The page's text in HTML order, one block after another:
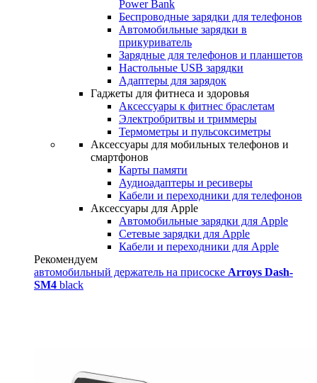
Power Bank
Беспроводные зарядки для телефонов
Автомобильные зарядки в
прикуриватель
Зарядные для телефонов и планшетов
Настольные USB зарядки
Адаптеры для зарядок
Гаджеты для фитнеса и здоровья
Аксессуары к фитнес браслетам
Электробритвы и триммеры
Термометры и пульсоксиметры
Аксессуары для мобильных телефонов и
смартфонов
Карты памяти
Аудиоадаптеры и ресиверы
Кабели и переходники для телефонов
Аксессуары для Apple
Автомобильные зарядки для Apple
Сетевые зарядки для Apple
Кабели и переходники для Apple
Рекомендуем
автомобильный держатель на присоске Arroys Dash-
SM4 black